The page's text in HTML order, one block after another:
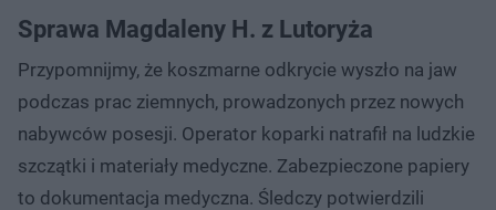
Sprawa Magdaleny H. z Lutoryża
Przypomnijmy, że koszmarne odkrycie wyszło na jaw
podczas prac ziemnych, prowadzonych przez nowych
nabywców posesji. Operator koparki natrafił na ludzkie
szczątki i materiały medyczne. Zabezpieczone papiery
to dokumentacja medyczna. Śledczy potwierdzili